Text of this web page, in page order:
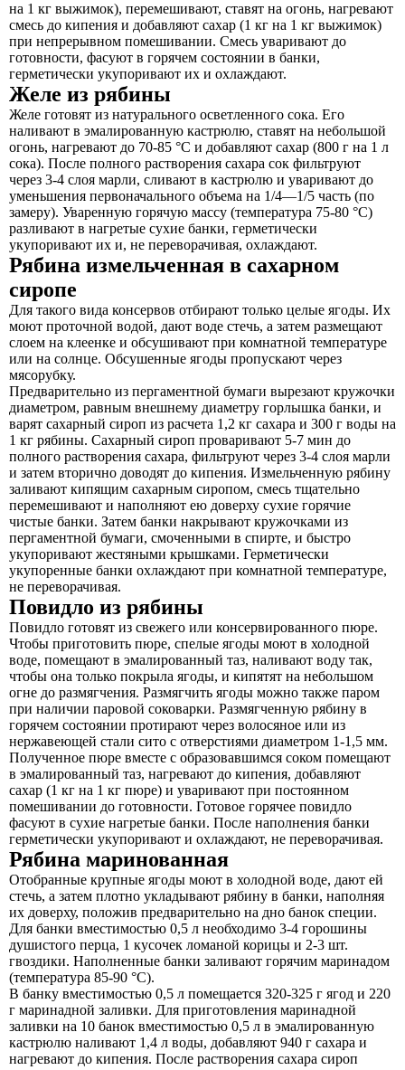
на 1 кг выжимок), перемешивают, ставят на огонь, нагревают
смесь до кипения и добавляют сахар (1 кг на 1 кг выжимок)
при непрерывном помешивании. Смесь уваривают до
готовности, фасуют в горячем состоянии в банки,
герметически укупоривают их и охлаждают.
Желе из рябины
Желе готовят из натурального осветленного сока. Его
наливают в эмалированную кастрюлю, ставят на небольшой
огонь, нагревают до 70-85 °С и добавляют сахар (800 г на 1 л
сока). После полного растворения сахара сок фильтруют
через 3-4 слоя марли, сливают в кастрюлю и уваривают до
уменьшения первоначального объема на 1/4—1/5 часть (по
замеру). Уваренную горячую массу (температура 75-80 °С)
разливают в нагретые сухие банки, герметически
укупоривают их и, не переворачивая, охлаждают.
Рябина измельченная в сахарном
сиропе
Для такого вида консервов отбирают только целые ягоды. Их
моют проточной водой, дают воде стечь, а затем размещают
слоем на клеенке и обсушивают при комнатной температуре
или на солнце. Обсушенные ягоды пропускают через
мясорубку.
Предварительно из пергаментной бумаги вырезают кружочки
диаметром, равным внешнему диаметру горлышка банки, и
варят сахарный сироп из расчета 1,2 кг сахара и 300 г воды на
1 кг рябины. Сахарный сироп проваривают 5-7 мин до
полного растворения сахара, фильтруют через 3-4 слоя марли
и затем вторично доводят до кипения. Измельченную рябину
заливают кипящим сахарным сиропом, смесь тщательно
перемешивают и наполняют ею доверху сухие горячие
чистые банки. Затем банки накрывают кружочками из
пергаментной бумаги, смоченными в спирте, и быстро
укупоривают жестяными крышками. Герметически
укупоренные банки охлаждают при комнатной температуре,
не переворачивая.
Повидло из рябины
Повидло готовят из свежего или консервированного пюре.
Чтобы приготовить пюре, спелые ягоды моют в холодной
воде, помещают в эмалированный таз, наливают воду так,
чтобы она только покрыла ягоды, и кипятят на небольшом
огне до размягчения. Размягчить ягоды можно также паром
при наличии паровой соковарки. Размягченную рябину в
горячем состоянии протирают через волосяное или из
нержавеющей стали сито с отверстиями диаметром 1-1,5 мм.
Полученное пюре вместе с образовавшимся соком помещают
в эмалированный таз, нагревают до кипения, добавляют
сахар (1 кг на 1 кг пюре) и уваривают при постоянном
помешивании до готовности. Готовое горячее повидло
фасуют в сухие нагретые банки. После наполнения банки
герметически укупоривают и охлаждают, не переворачивая.
Рябина маринованная
Отобранные крупные ягоды моют в холодной воде, дают ей
стечь, а затем плотно укладывают рябину в банки, наполняя
их доверху, положив предварительно на дно банок специи.
Для банки вместимостью 0,5 л необходимо 3-4 горошины
душистого перца, 1 кусочек ломаной корицы и 2-3 шт.
гвоздики. Наполненные банки заливают горячим маринадом
(температура 85-90 °С).
В банку вместимостью 0,5 л помещается 320-325 г ягод и 220
г маринадной заливки. Для приготовления маринадной
заливки на 10 банок вместимостью 0,5 л в эмалированную
кастрюлю наливают 1,4 л воды, добавляют 940 г сахара и
нагревают до кипения. После растворения сахара сироп